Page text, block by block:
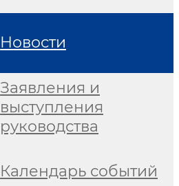
Новости
Заявления и
выступления
руководства
Календарь событий